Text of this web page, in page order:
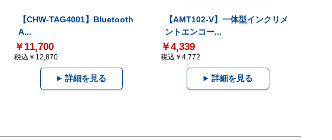
【CHW-TAG4001】Bluetooth
A...
￥11,700
税込￥12,870
詳細を見る
【AMT102-V】一体型インクリメ
ントエンコー...
￥4,339
税込￥4,772
詳細を見る